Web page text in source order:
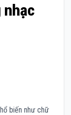
biến như chữ